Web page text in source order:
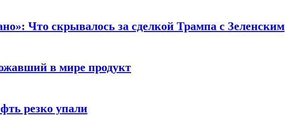
Что скрывалось за сделкой Трампа с Зеленским
в мире продукт
резко упали